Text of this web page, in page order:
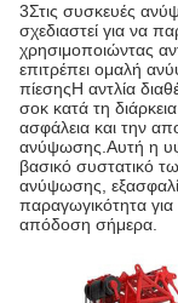
3Στις συσκευές
σχεδιαστεί για να
χρησιμοποιώντας
επιτρέπει ομαλή
πίεσηςΗ αντλία
σοκ κατά τη
ασφάλεια και την
ανύψωσης.Αυτή η
βασικό συστατικό
ανύψωσης,
παραγωγικότητα για
απόδοση σήμερα.